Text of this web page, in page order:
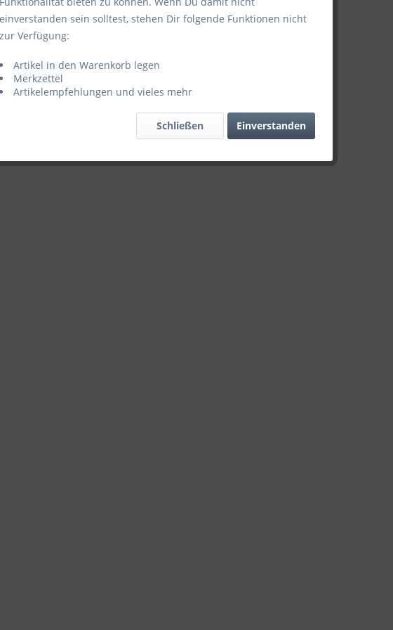
einverstanden sein solltest, stehen Dir folgende Funktionen nicht
zur Verfügung:
Artikel in den Warenkorb legen
Merkzettel
Artikelempfehlungen und vieles mehr
Einverstanden
Schließen